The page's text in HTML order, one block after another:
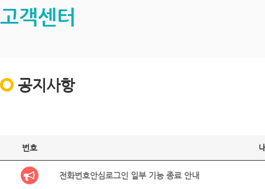
고객센터
공지사항
번호
전화번호안심로그인 일부 기능 종료 안내